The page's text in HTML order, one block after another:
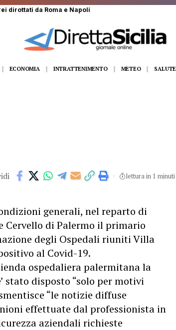
dirottati da Roma e Napoli
ECONOMIA INTRATTENIMENTO METEO SALUTE
lettura in 1 minuti
generali, nel reparto di
Cervello di Palermo il primario
degli Ospedali riuniti Villa
al Covid-19.
ospedaliera palermitana la
stato disposto “solo per motivi
“le notizie diffuse
effettuate dal professionista in
aziendali richieste